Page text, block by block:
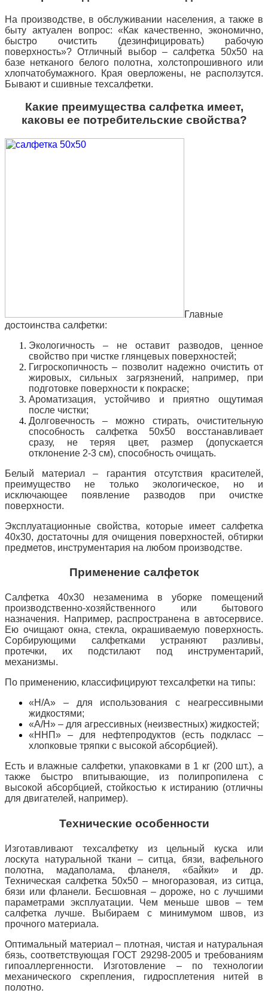
На производстве, в обслуживании населения, а также в
быту актуален вопрос: «Как качественно, экономично,
быстро очистить (дезинфицировать) рабочую
поверхность»? Отличный выбор – салфетка 50х50 на
базе нетканого белого полотна, холстопрошивного или
хлопчатобумажного. Края оверложены, не расползутся.
Бывают и сшивные техсалфетки.
Какие преимущества салфетка имеет,
каковы ее потребительские свойства?
Главные
достоинства салфетки:
Экологичность – не оставит разводов, ценное
свойство при чистке глянцевых поверхностей;
Гигроскопичность – позволит надежно очистить от
жировых, сильных загрязнений, например, при
подготовке поверхности к покраске;
Ароматизация, устойчиво и приятно ощутимая
после чистки;
Долговечность – можно стирать, очистительную
способность салфетка 50х50 восстанавливает
сразу, не теряя цвет, размер (допускается
отклонение 2-3 см), способность очищать.
Белый материал – гарантия отсутствия красителей,
преимущество не только экологическое, но и
исключающее появление разводов при очистке
поверхности.
Эксплуатационные свойства, которые имеет салфетка
40х30, достаточны для очищения поверхностей, обтирки
предметов, инструментария на любом производстве.
Применение салфеток
Салфетка 40х30 незаменима в уборке помещений
производственно-хозяйственного или бытового
назначения. Например, распространена в автосервисе.
Ею очищают окна, стекла, окрашиваемую поверхность.
Сорбирующими салфетками устраняют разливы,
протечки, их подстилают под инструментарий,
механизмы.
По применению, классифицируют техсалфетки на типы:
«Н/А» – для использования с неагрессивными
жидкостями;
«А/Н» – для агрессивных (неизвестных) жидкостей;
«ННП» – для нефтепродуктов (есть подкласс –
хлопковые тряпки с высокой абсорбцией).
Есть и влажные салфетки, упаковками в 1 кг (200 шт.), а
также быстро впитывающие, из полипропилена с
высокой абсорбцией, стойкостью к истиранию (отличны
для двигателей, например).
Технические особенности
Изготавливают техсалфетку из цельный куска или
лоскута натуральной ткани – ситца, бязи, вафельного
полотна, мадаполама, фланеля, «байки» и др.
Техническая салфетка 50х50 – многоразовая, из ситца,
бязи или фланели. Бесшовная – дороже, но с лучшими
параметрами эксплуатации. Чем меньше швов – тем
салфетка лучше. Выбираем с минимумом швов, из
прочного материала.
Оптимальный материал – плотная, чистая и натуральная
бязь, соответствующая ГОСТ 29298-2005 и требованиям
гипоаллергенности. Изготовление – по технологии
механического скрепления, гидросплетения нитей в
полотно.